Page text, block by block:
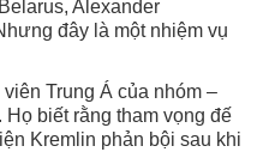
Alexander
đây là một nhiệm vụ
Trung Á của nhóm –
biết rằng tham vọng đế
Kremlin phản bội sau khi